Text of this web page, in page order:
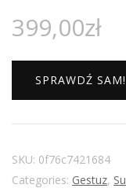
399,00zł
SPRAWDŹ SAM!
SKU: 0f76c7421684
Categories: Gestuz,